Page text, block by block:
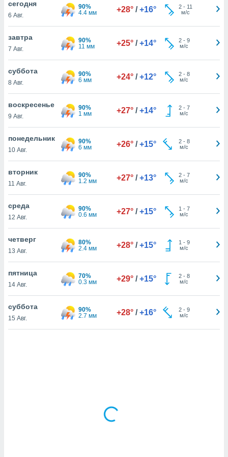
действия
рекламу
основе.
нашей
cookie
нашего
ВЫ
равно
нашим
cегодня
6 Авг.
90%
4.4 мм
+28° / +16° 2- 11
м/с
завтра
7 Авг.
90%
11 мм
+25° / +14° 2- 9
м/с
суббота
8 Авг.
90%
6 мм
+24° / +12° 2- 8
м/с
воскресенье
9 Авг.
90%
1 мм
+27° / +14° 2- 7
м/с
понедельник
10 Авг.
90%
6 мм
+26° / +15° 2- 8
м/с
вторник
11 Авг.
90%
1.2 мм
+27° / +13° 2- 7
м/с
среда
12 Авг.
90%
0.6 мм
+27° / +15° 1 - 7
м/с
четверг
13 Авг.
80%
2.4 мм
+28° / +15° 1 - 9
м/с
пятница
14 Авг.
70%
0.3 мм
+29° / +15° 2- 8
м/с
суббота
15 Авг.
90%
2.7 мм
+28° / +16° 2- 9
м/с